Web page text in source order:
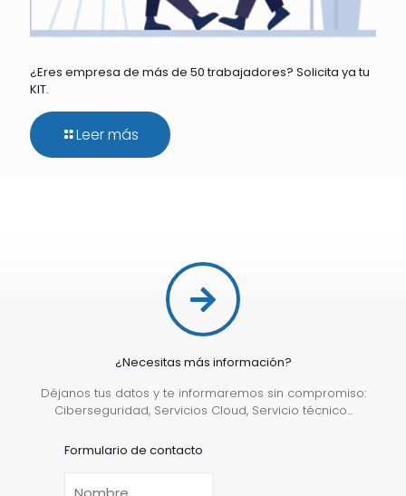
¿Eres empresa de más de 50 trabajadores? Solicita ya tu
KIT.
Leer más
¿Necesitas más información?
Déjanos tus datos y te informaremos sin compromiso:
Ciberseguridad, Servicios Cloud, Servicio técnico...
Formulario de contacto